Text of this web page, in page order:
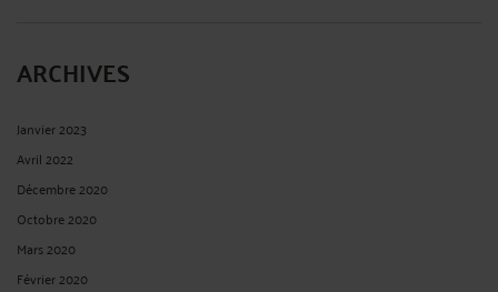
ARCHIVES
Janvier 2023
Avril 2022
Décembre 2020
Octobre 2020
Mars 2020
Février 2020